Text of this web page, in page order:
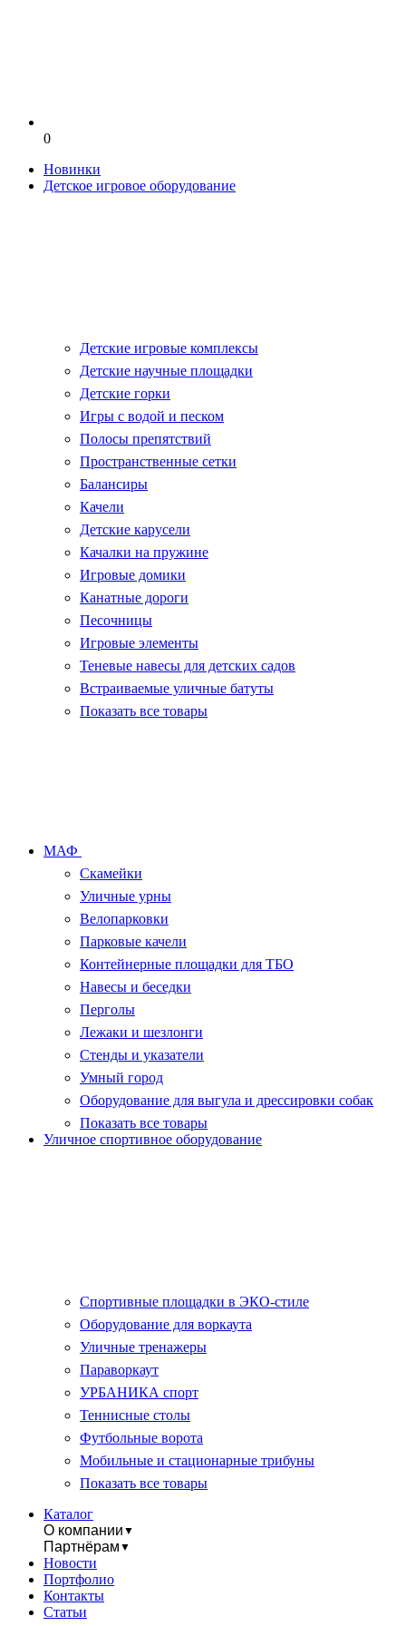
0
Новинки
Детское игровое оборудование
Детские игровые комплексы
Детские научные площадки
Детские горки
Игры с водой и песком
Полосы препятствий
Пространственные сетки
Балансиры
Качели
Детские карусели
Качалки на пружине
Игровые домики
Канатные дороги
Песочницы
Игровые элементы
Теневые навесы для детских садов
Встраиваемые уличные батуты
Показать все товары
МАФ
Скамейки
Уличные урны
Велопарковки
Парковые качели
Контейнерные площадки для ТБО
Навесы и беседки
Перголы
Лежаки и шезлонги
Стенды и указатели
Умный город
Оборудование для выгула и дрессировки собак
Показать все товары
Уличное спортивное оборудование
Спортивные площадки в ЭКО-стиле
Оборудование для воркаута
Уличные тренажеры
Параворкаут
УРБАНИКА спорт
Теннисные столы
Футбольные ворота
Мобильные и стационарные трибуны
Показать все товары
Каталог
О компании ▼
Партнёрам ▼
Новости
Портфолио
Контакты
Статьи